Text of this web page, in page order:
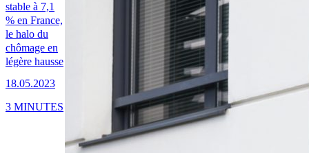
stable à 7,1
% en France,
le halo du
chômage en
légère hausse
18.05.2023
3 MINUTES